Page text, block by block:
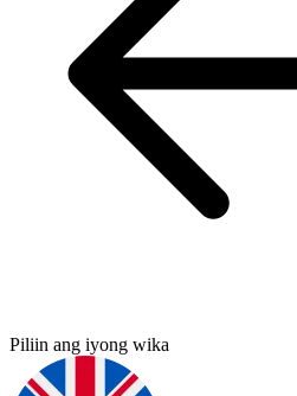
Piliin ang iyong wika